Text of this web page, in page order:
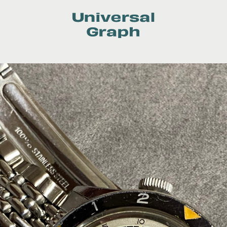
Graph
Contact
BULGARI CARTIER CASIO
CONSTANT HAMILTON
OMEGA PANERAI